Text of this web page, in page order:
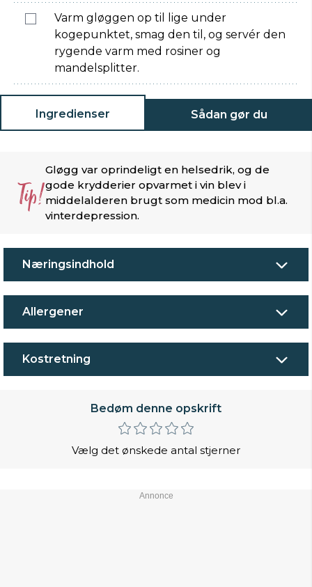
Varm gløggen op til lige under
kogepunktet, smag den til, og servér den
rygende varm med rosiner og
mandelsplitter.
Ingredienser Sådan gør du
Tip!
Gløgg var oprindeligt en helsedrik, og de
gode krydderier opvarmet i vin blev i
middelalderen brugt som medicin mod bl.a.
vinterdepression.
Næringsindhold
Allergener
Kostretning
Bedøm denne opskrift
Vælg det ønskede antal stjerner